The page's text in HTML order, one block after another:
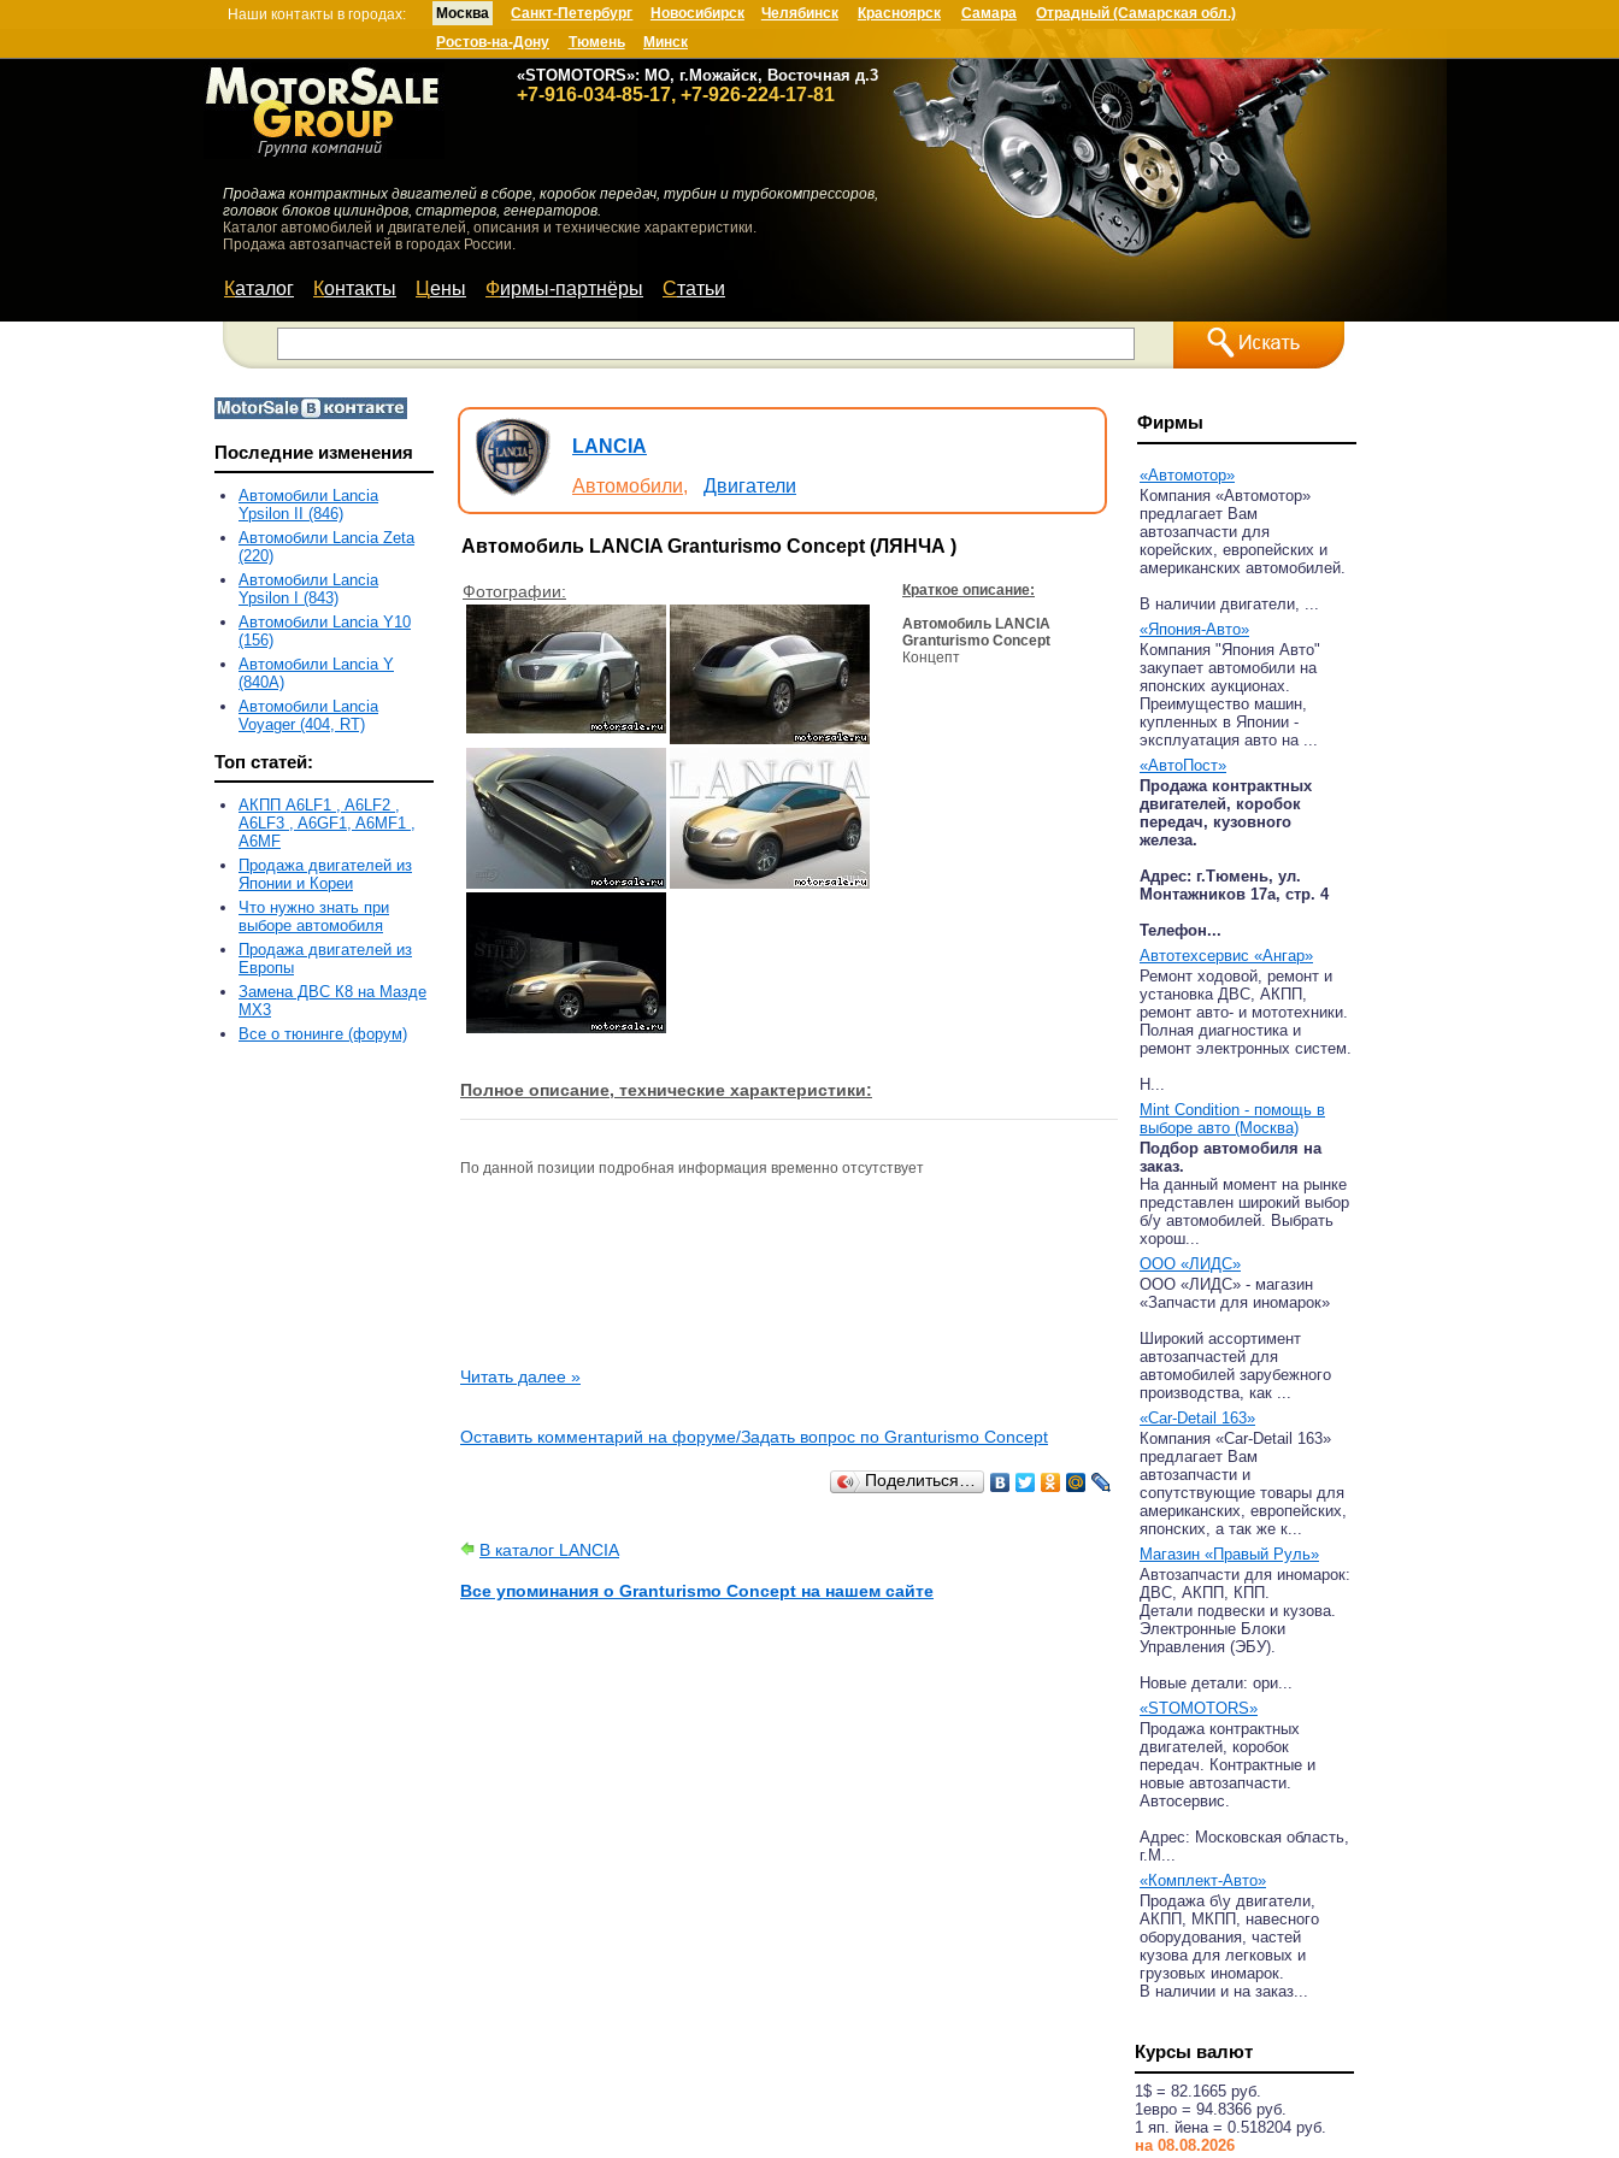
Наши контакты в городах: Москва
«STOMOTORS»: МО, г.Можайск, Восточная д.3
+7-916-034-85-17, +7-926-224-17-81
Санкт-Петербург Новосибирск Челябинск Красноярск Самара
Отрадный (Самарская обл.)
Ростов-на-Дону
Тюмень Минск
Продажа контрактных двигателей в сборе, коробок передач, турбин и турбокомпрессоров,
головок блоков цилиндров, стартеров, генераторов.
Каталог автомобилей и двигателей, описания и технические характеристики.
Продажа автозапчастей в городах России.
Каталог Контакты Цены Фирмы-партнёры Статьи
Последние изменения
Автомобили Lancia
Ypsilon II (846)
Автомобили Lancia Zeta
(220)
Автомобили Lancia
Ypsilon I (843)
Автомобили Lancia Y10
(156)
Автомобили Lancia Y
(840A)
Автомобили Lancia
Voyager (404, RT)
Топ статей:
АКПП A6LF1 , A6LF2 ,
A6LF3 , A6GF1, A6MF1 ,
A6MF
Продажа двигателей из
Японии и Кореи
Что нужно знать при
выборе автомобиля
Продажа двигателей из
Европы
Замена ДВС К8 на Мазде
MX3
Все о тюнинге (форум)
LANCIA
Автомобили,
Двигатели
Автомобиль LANCIA Granturismo Concept (ЛЯНЧА )
Фотографии:
Краткое описание:
Автомобиль LANCIA
Granturismo Concept
Концепт
Полное описание, технические характеристики:
По данной позиции подробная информация временно отсутствует
Читать далее »
Оставить комментарий на форуме/Задать вопрос по Granturismo Concept
Поделиться…
В каталог LANCIA
Все упоминания о Granturismo Concept на нашем сайте
Фирмы
«Автомотор»
Компания «Автомотор»
предлагает Вам
автозапчасти для
корейских, европейских и
американских автомобилей.
В наличии двигатели, ...
«Япония-Авто»
Компания "Япония Авто"
закупает автомобили на
японских аукционах.
Преимущество машин,
купленных в Японии -
эксплуатация авто на ...
«АвтоПост»
Продажа контрактных
двигателей, коробок
передач, кузовного
железа.
Адрес: г.Тюмень, ул.
Монтажников 17а, стр. 4
Телефон...
Автотехсервис «Ангар»
Ремонт ходовой, ремонт и
установка ДВС, АКПП,
ремонт авто- и мототехники.
Полная диагностика и
ремонт электронных систем.
Н...
Mint Condition - помощь в
выборе авто (Москва)
Подбор автомобиля на
заказ.
На данный момент на рынке
представлен широкий выбор
б/у автомобилей. Выбрать
хорош...
ООО «ЛИДС»
ООО «ЛИДС» - магазин
«Запчасти для иномарок»
Широкий ассортимент
автозапчастей для
автомобилей зарубежного
производства, как ...
«Car-Detail 163»
Компания «Car-Detail 163»
предлагает Вам
автозапчасти и
сопутствующие товары для
американских, европейских,
японских, а так же к...
Магазин «Правый Руль»
Автозапчасти для иномарок:
ДВС, АКПП, КПП.
Детали подвески и кузова.
Электронные Блоки
Управления (ЭБУ).
Новые детали: ори...
«STOMOTORS»
Продажа контрактных
двигателей, коробок
передач. Контрактные и
новые автозапчасти.
Автосервис.
Адрес: Московская область,
г.М...
«Комплект-Авто»
Продажа б\у двигатели,
АКПП, МКПП, навесного
оборудования, частей
кузова для легковых и
грузовых иномарок.
В наличии и на заказ...
Курсы валют
1$ = 82.1665 руб.
1eвро = 94.8366 руб.
1 яп. йена = 0.518204 руб.
на 08.08.2026